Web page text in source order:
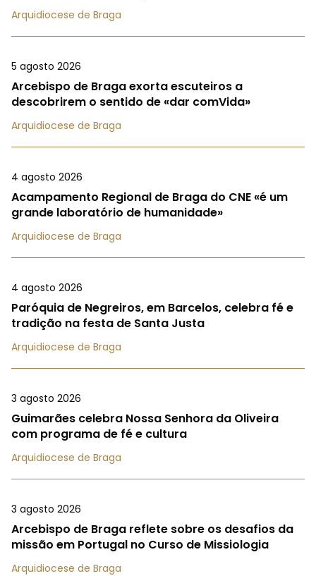
Arquidiocese de Braga
5 agosto 2026
Arcebispo de Braga exorta escuteiros a
descobrirem o sentido de «dar comVida»
Arquidiocese de Braga
4 agosto 2026
Acampamento Regional de Braga do CNE «é um
grande laboratório de humanidade»
Arquidiocese de Braga
4 agosto 2026
Paróquia de Negreiros, em Barcelos, celebra fé e
tradição na festa de Santa Justa
Arquidiocese de Braga
3 agosto 2026
Guimarães celebra Nossa Senhora da Oliveira
com programa de fé e cultura
Arquidiocese de Braga
3 agosto 2026
Arcebispo de Braga reflete sobre os desafios da
missão em Portugal no Curso de Missiologia
Arquidiocese de Braga